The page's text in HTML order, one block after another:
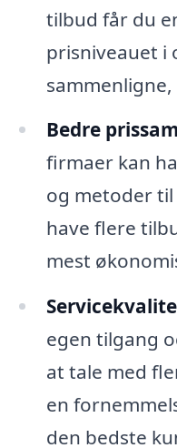
tilbud får du
prisniveauet i
Bedre
firmaer kan
og metoder
have flere
mest
egen tilgang
at tale med
en
den bedste